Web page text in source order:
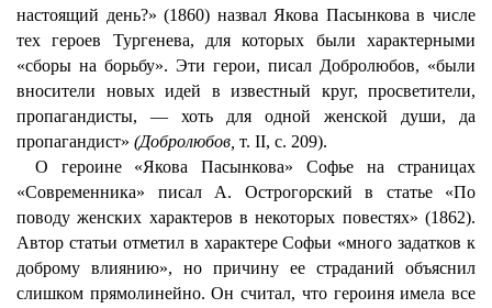
настоящий день?» (1860) назвал Якова Пасынкова в числе
тех героев Тургенева, для которых были характерными
«сборы на борьбу». Эти герои, писал Добролюбов, «были
вносители новых идей в известный круг, просветители,
пропагандисты, — хоть для одной женской души, да
пропагандист» (Добролюбов, т. II, с. 209).
О героине «Якова Пасынкова» Софье на страницах
«Современника» писал А. Острогорский в статье «По
поводу женских характеров в некоторых повестях» (1862).
Автор статьи отметил в характере Софьи «много задатков к
доброму влиянию», но причину ее страданий объяснил
слишком прямолинейно. Он считал, что героиня имела все